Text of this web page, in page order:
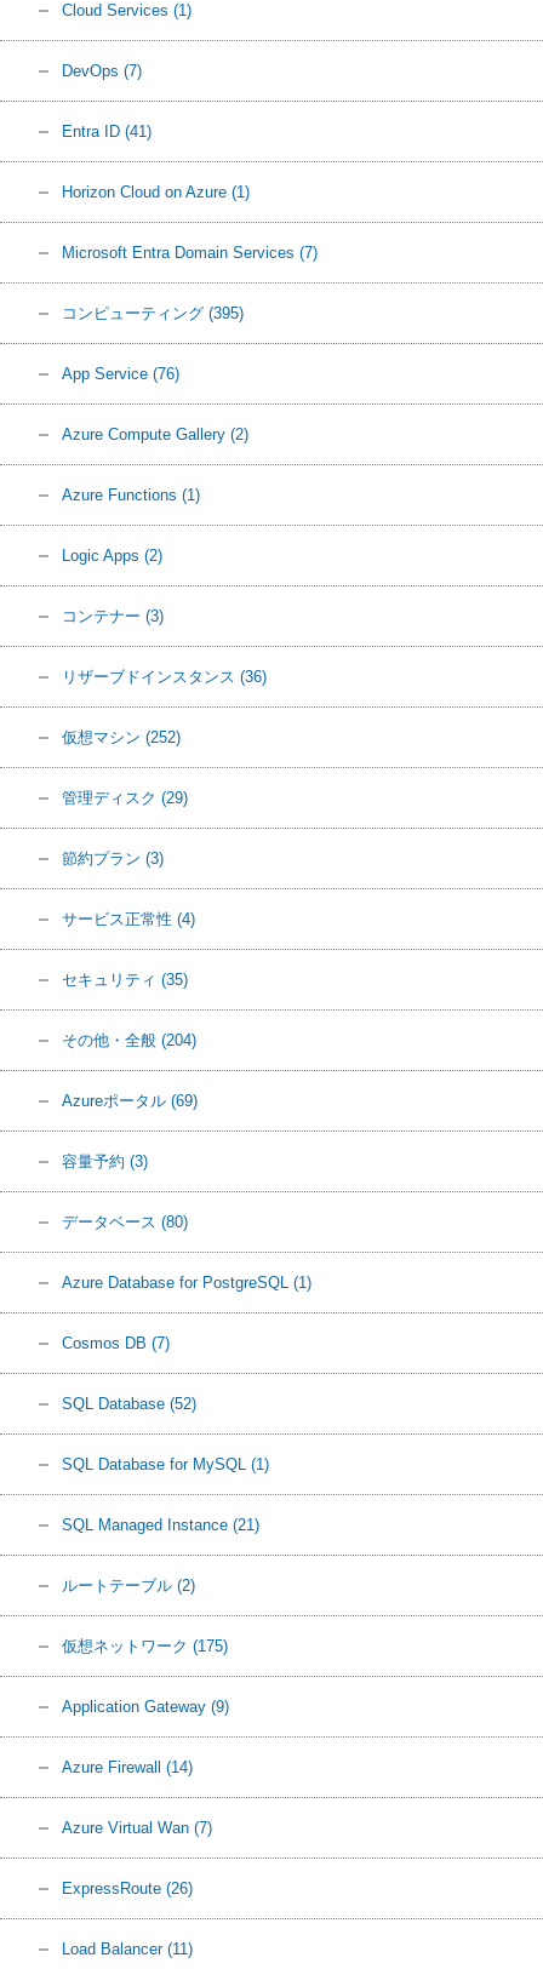
Cloud Services (1)
DevOps (7)
Entra ID (41)
Horizon Cloud on Azure (1)
Microsoft Entra Domain Services (7)
コンピューティング (395)
App Service (76)
Azure Compute Gallery (2)
Azure Functions (1)
Logic Apps (2)
コンテナー (3)
リザーブドインスタンス (36)
仮想マシン (252)
管理ディスク (29)
節約プラン (3)
サービス正常性 (4)
セキュリティ (35)
その他・全般 (204)
Azureポータル (69)
容量予約 (3)
データベース (80)
Azure Database for PostgreSQL (1)
Cosmos DB (7)
SQL Database (52)
SQL Database for MySQL (1)
SQL Managed Instance (21)
ルートテーブル (2)
仮想ネットワーク (175)
Application Gateway (9)
Azure Firewall (14)
Azure Virtual Wan (7)
ExpressRoute (26)
Load Balancer (11)